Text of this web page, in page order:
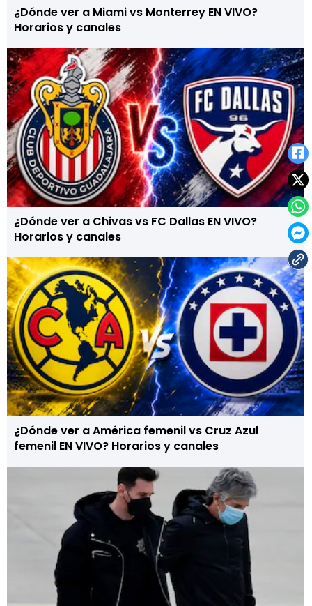
¿Dónde ver a Miami vs Monterrey EN VIVO?
Horarios y canales
¿Dónde ver a Chivas vs FC Dallas EN VIVO?
Horarios y canales
¿Dónde ver a América femenil vs Cruz Azul
femenil EN VIVO? Horarios y canales